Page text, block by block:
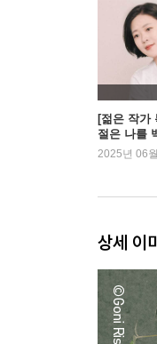
옮긴이
[젊은 작가
절은 나를
데려갑니다"
2025년 06
상세 이